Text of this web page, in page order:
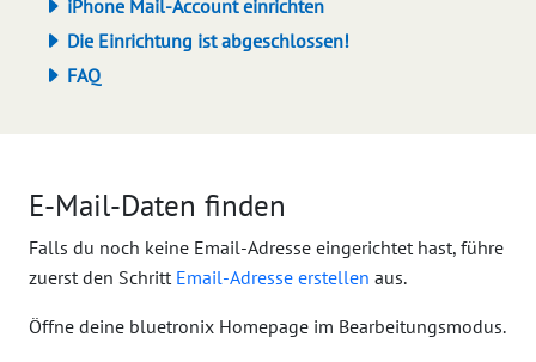
iPhone Mail-Account einrichten
Die Einrichtung ist abgeschlossen!
FAQ
E-Mail-Daten finden
Falls du noch keine Email-Adresse eingerichtet hast, führe
zuerst den Schritt Email-Adresse erstellen aus.
Öffne deine bluetronix Homepage im Bearbeitungsmodus.